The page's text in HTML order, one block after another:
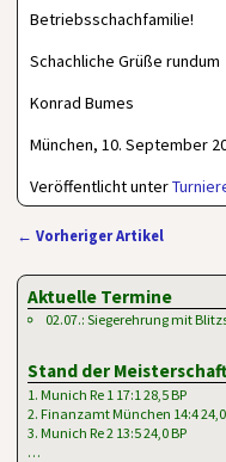
Betriebsschachfamilie!
Schachliche Grüße rundum
Konrad Bumes
München, 10. September
Veröffentlicht unter
← Vorheriger Artikel
Aktuelle Termine
02.07.: Siegerehrung mit
Stand der
1. Munich Re 1 17:1 28,5 BP
2. Finanzamt München 14:4 24,0
3. Munich Re 2 13:5 24,0 BP
…